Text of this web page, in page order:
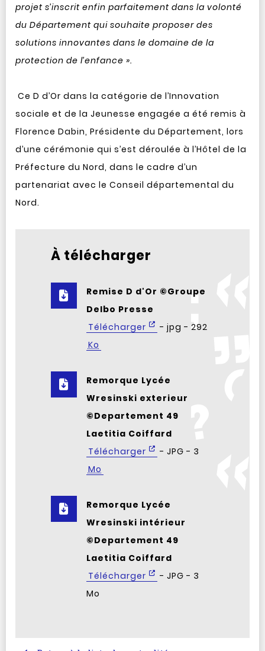
projet s’inscrit enfin parfaitement dans la volonté
du Département qui souhaite proposer des
solutions innovantes dans le domaine de la
protection de l’enfance ».
Ce D d’Or dans la catégorie de l’Innovation
sociale et de la Jeunesse engagée a été remis à
Florence Dabin, Présidente du Département, lors
d’une cérémonie qui s’est déroulée à l’Hôtel de la
Préfecture du Nord, dans le cadre d’un
partenariat avec le Conseil départemental du
Nord.
À télécharger
Remise D d'Or ©Groupe
Delbo Presse
Télécharger
- jpg - 292
Ko
Remorque Lycée
Wresinski exterieur
©Departement 49
Laetitia Coiffard
Télécharger
- JPG - 3
Mo
Remorque Lycée
Wresinski intérieur
©Departement 49
Laetitia Coiffard
Télécharger
- JPG - 3
Mo